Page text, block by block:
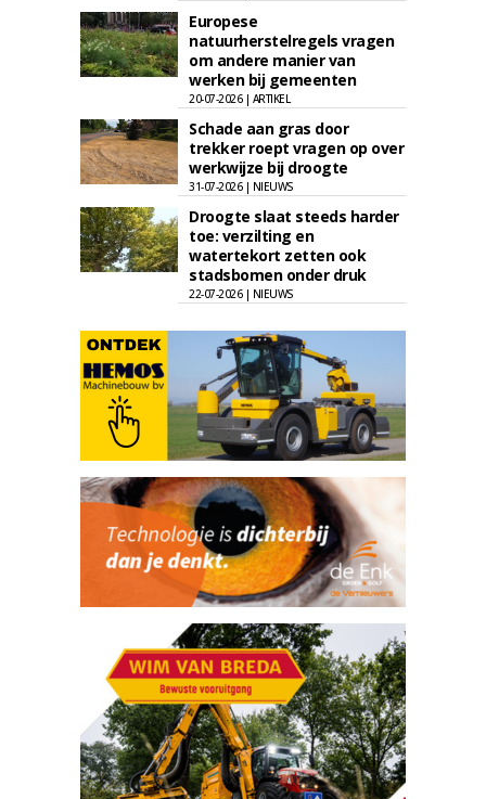
Europese
natuurherstelregels vragen
om andere manier van
werken bij gemeenten
20-07-2026 | ARTIKEL
Schade aan gras door
trekker roept vragen op over
werkwijze bij droogte
31-07-2026 | NIEUWS
Droogte slaat steeds harder
toe: verzilting en
watertekort zetten ook
stadsbomen onder druk
22-07-2026 | NIEUWS